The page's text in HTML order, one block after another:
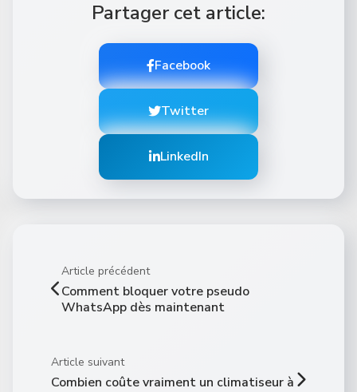
Partager cet article:
Facebook
Twitter
LinkedIn
Article précédent
Comment bloquer votre pseudo
WhatsApp dès maintenant
Article suivant
Combien coûte vraiment un climatiseur à